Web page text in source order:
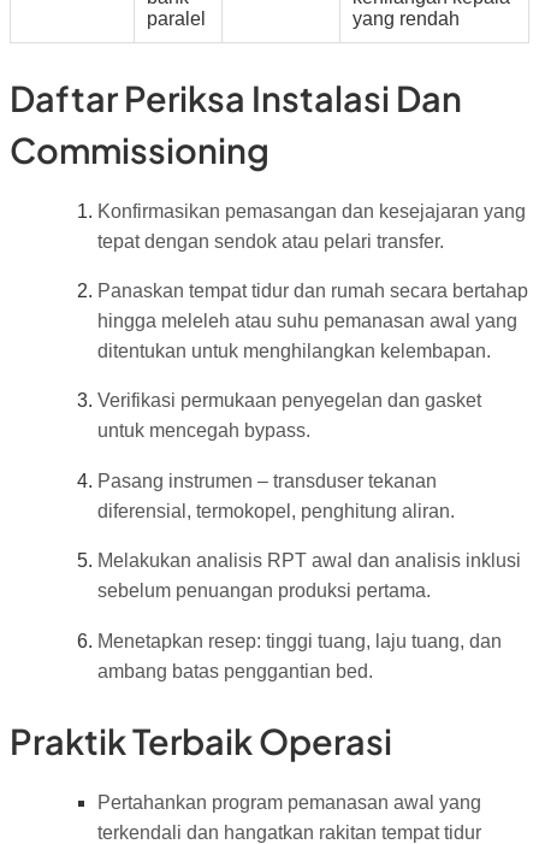
paralel
yang rendah
Daftar Periksa Instalasi Dan
Commissioning
Konfirmasikan pemasangan dan kesejajaran yang
tepat dengan sendok atau pelari transfer.
Panaskan tempat tidur dan rumah secara bertahap
hingga meleleh atau suhu pemanasan awal yang
ditentukan untuk menghilangkan kelembapan.
Verifikasi permukaan penyegelan dan gasket
untuk mencegah bypass.
Pasang instrumen – transduser tekanan
diferensial, termokopel, penghitung aliran.
Melakukan analisis RPT awal dan analisis inklusi
sebelum penuangan produksi pertama.
Menetapkan resep: tinggi tuang, laju tuang, dan
ambang batas penggantian bed.
Praktik Terbaik Operasi
Pertahankan program pemanasan awal yang
terkendali dan hangatkan rakitan tempat tidur